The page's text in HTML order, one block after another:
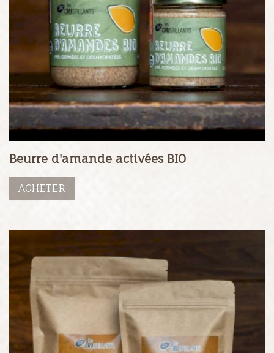
Beurre d'amande activées BIO
ACHETER